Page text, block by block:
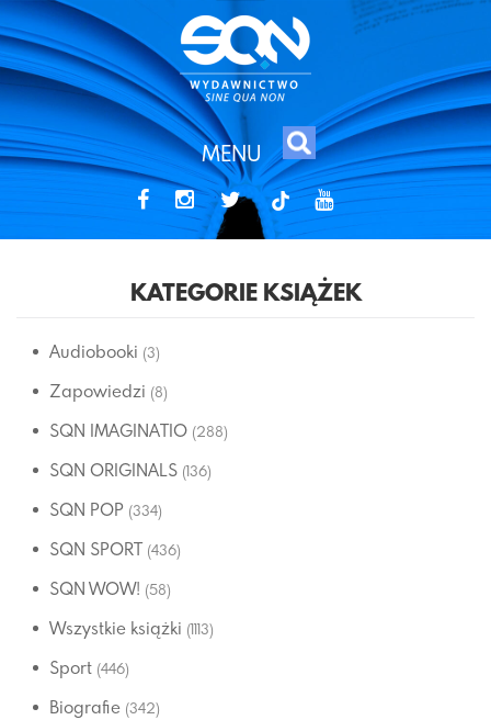
MENU
tiktok
KATEGORIE KSIĄŻEK
Audiobooki (3)
Zapowiedzi (8)
SQN IMAGINATIO (288)
SQN ORIGINALS (136)
SQN POP (334)
SQN SPORT (436)
SQN WOW! (58)
Wszystkie książki (1113)
Sport (446)
Biografie (342)